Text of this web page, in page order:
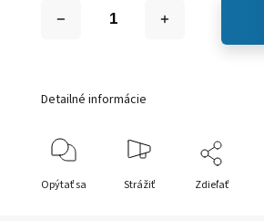
Detailné informácie
Opýtať sa Strážiť Zdieľať